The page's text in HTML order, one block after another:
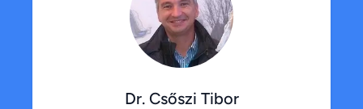
Dr. Csőszi Tibor